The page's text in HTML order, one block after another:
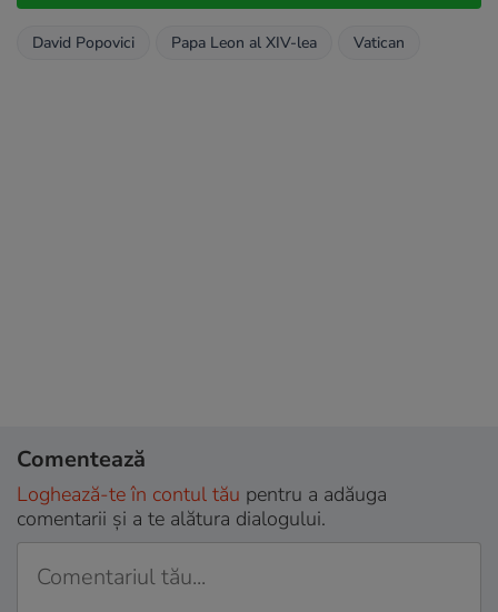
David Popovici Papa Leon al XIV-lea Vatican
Comentează
Loghează-te în contul tău pentru a adăuga
comentarii și a te alătura dialogului.